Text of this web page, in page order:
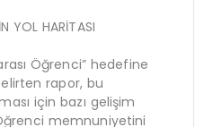
YOL HARİTASI
Öğrenci” hedefine
rapor, bu
için bazı gelişim
memnuniyetini